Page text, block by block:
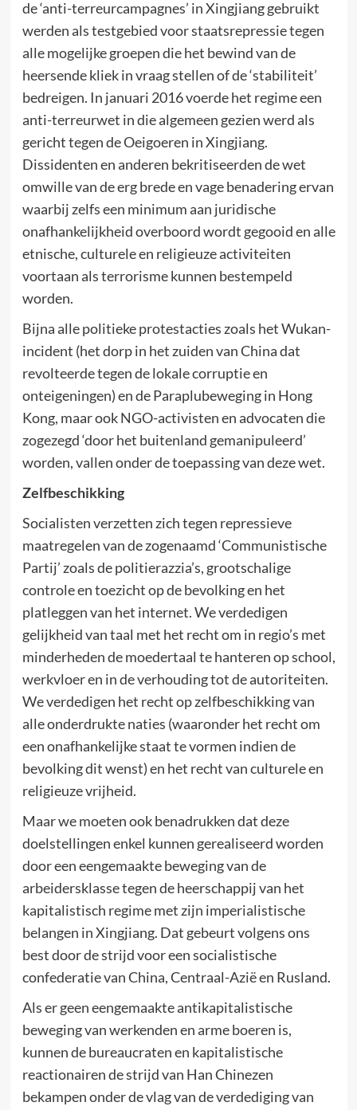
de ‘anti-terreurcampagnes’ in Xingjiang gebruikt
werden als testgebied voor staatsrepressie tegen
alle mogelijke groepen die het bewind van de
heersende kliek in vraag stellen of de ‘stabiliteit’
bedreigen. In januari 2016 voerde het regime een
anti-terreurwet in die algemeen gezien werd als
gericht tegen de Oeigoeren in Xingjiang.
Dissidenten en anderen bekritiseerden de wet
omwille van de erg brede en vage benadering ervan
waarbij zelfs een minimum aan juridische
onafhankelijkheid overboord wordt gegooid en alle
etnische, culturele en religieuze activiteiten
voortaan als terrorisme kunnen bestempeld
worden.
Bijna alle politieke protestacties zoals het Wukan-
incident (het dorp in het zuiden van China dat
revolteerde tegen de lokale corruptie en
onteigeningen) en de Paraplubeweging in Hong
Kong, maar ook NGO-activisten en advocaten die
zogezegd ‘door het buitenland gemanipuleerd’
worden, vallen onder de toepassing van deze wet.
Zelfbeschikking
Socialisten verzetten zich tegen repressieve
maatregelen van de zogenaamd ‘Communistische
Partij’ zoals de politierazzia’s, grootschalige
controle en toezicht op de bevolking en het
platleggen van het internet. We verdedigen
gelijkheid van taal met het recht om in regio’s met
minderheden de moedertaal te hanteren op school,
werkvloer en in de verhouding tot de autoriteiten.
We verdedigen het recht op zelfbeschikking van
alle onderdrukte naties (waaronder het recht om
een onafhankelijke staat te vormen indien de
bevolking dit wenst) en het recht van culturele en
religieuze vrijheid.
Maar we moeten ook benadrukken dat deze
doelstellingen enkel kunnen gerealiseerd worden
door een eengemaakte beweging van de
arbeidersklasse tegen de heerschappij van het
kapitalistisch regime met zijn imperialistische
belangen in Xingjiang. Dat gebeurt volgens ons
best door de strijd voor een socialistische
confederatie van China, Centraal-Azië en Rusland.
Als er geen eengemaakte antikapitalistische
beweging van werkenden en arme boeren is,
kunnen de bureaucraten en kapitalistische
reactionairen de strijd van Han Chinezen
bekampen onder de vlag van de verdediging van